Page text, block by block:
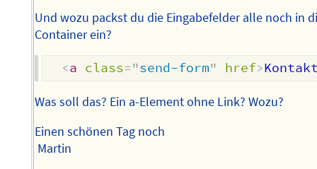
Und wozu packst du die Eingabefelder alle noch in
Container ein?
<a class="send-form" href>
Was soll das? Ein a-Element ohne Link? Wozu?
Einen schönen Tag noch
Martin